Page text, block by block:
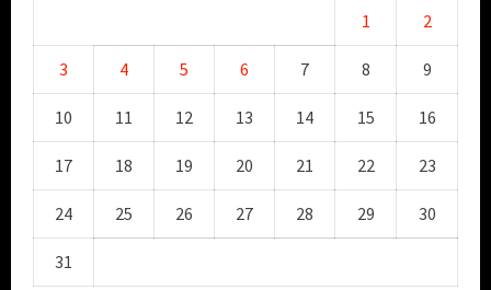
1 2
3 4 5 6 7 8 9
10 11 12 13 14 15 16
17 18 19 20 21 22 23
24 25 26 27 28 29 30
31